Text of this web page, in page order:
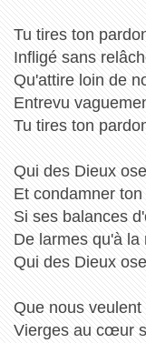
Tu tires ton
Infligé sans
Qu'attire loin de
Entrevu
Tu tires ton
Qui des Dieux
Et condamner
Si ses balances
De larmes qu'à
Qui des Dieux
Que nous
Vierges au cœur